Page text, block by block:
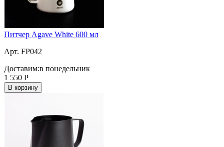
Питчер Agave White 600 мл
Арт. FP042
Доставим:в понедельник
1 550 Р
В корзину